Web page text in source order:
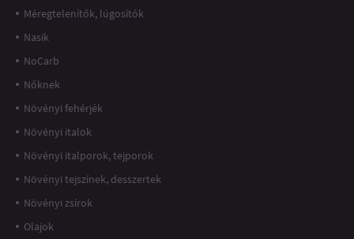
Méregtelenítők, lúgosítók
Nasik
NoCarb
Nőknek
Növényi fehérjék
Növényi italok
Növényi italporok, tejporok
Növényi tejszínek, desszertek
Növényi zsírok
Olajok